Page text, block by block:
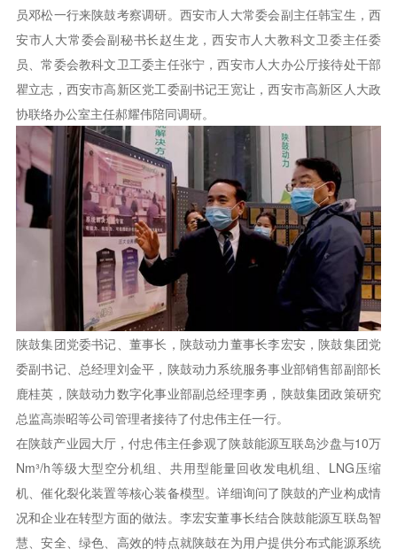
员邓松一行来陕鼓考察调研。西安市人大常委会副主任韩宝生，西
安市人大常委会副秘书长赵生龙，西安市人大教科文卫委主任委
员、常委会教科文卫工委主任张宁，西安市人大办公厅接待处干部
瞿立志，西安市高新区党工委副书记王宽让，西安市高新区人大政
协联络办公室主任郝耀伟陪同调研。
陕鼓集团党委书记、董事长，陕鼓动力董事长李宏安，陕鼓集团党
委副书记、总经理刘金平，陕鼓动力系统服务事业部销售部副部长
鹿桂英，陕鼓动力数字化事业部副总经理李勇，陕鼓集团政策研究
总监高崇昭等公司管理者接待了付忠伟主任一行。
在陕鼓产业园大厅，付忠伟主任参观了陕鼓能源互联岛沙盘与10万
Nm³/h等级大型空分机组、共用型能量回收发电机组、LNG压缩
机、催化裂化装置等核心装备模型。详细询问了陕鼓的产业构成情
况和企业在转型方面的做法。李宏安董事长结合陕鼓能源互联岛智
慧、安全、绿色、高效的特点就陕鼓在为用户提供分布式能源系统